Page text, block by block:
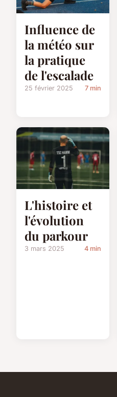
Influence de
la météo sur
la pratique
de l'escalade
25 février 2025 7 min
L'histoire et
l'évolution
du parkour
3 mars 2025 4 min